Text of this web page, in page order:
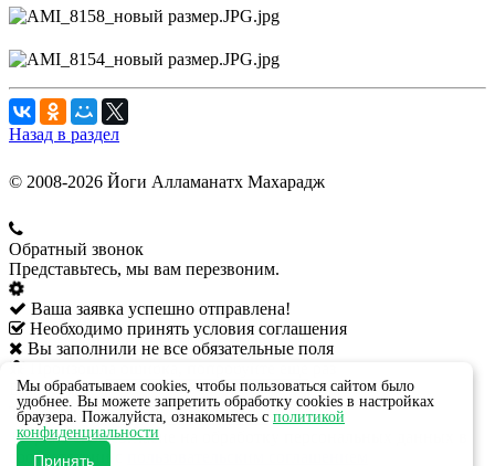
Назад в раздел
© 2008-2026 Йоги Алламанатх Махарадж
Обратный звонок
Представьтесь, мы вам перезвоним.
Ваша заявка успешно отправлена!
Необходимо принять условия соглашения
Вы заполнили не все обязательные поля
Ваше имя: *
Телефон: *
Даю своё согласие на обработку персональных данных в
соответствии с
Мы обрабатываем cookies, чтобы пользоваться сайтом было
удобнее. Вы можете запретить обработку cookies в настройках
браузера. Пожалуйста, ознакомьтесь с политикой
конфиденциальности
Принять